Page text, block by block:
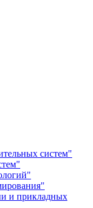
систем"
и прикладных